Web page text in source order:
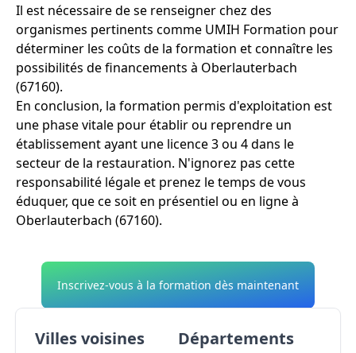
Il est nécessaire de se renseigner chez des
organismes pertinents comme UMIH Formation pour
déterminer les coûts de la formation et connaître les
possibilités de financements à Oberlauterbach
(67160).
En conclusion, la formation permis d'exploitation est
une phase vitale pour établir ou reprendre un
établissement ayant une licence 3 ou 4 dans le
secteur de la restauration. N'ignorez pas cette
responsabilité légale et prenez le temps de vous
éduquer, que ce soit en présentiel ou en ligne à
Oberlauterbach (67160).
Inscrivez-vous à la formation dès maintenant
Villes voisines Départements